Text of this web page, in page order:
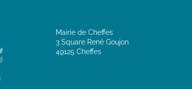
Mairie de Cheffes
3 Square René Goujon
49125 Cheffes